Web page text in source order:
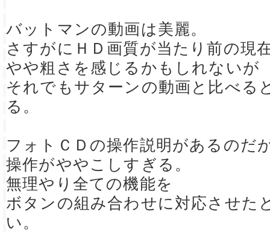
バットマンの動画は美麗。
さすがにＨＤ画質が当たり前の現
やや粗さを感じるかもしれないが
それでもサターンの動画と比べる
る。
フォトＣＤの操作説明があるのだ
操作がややこしすぎる。
無理やり全ての機能を
ボタンの組み合わせに対応させた
い。